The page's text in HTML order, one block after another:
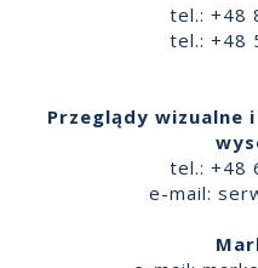
tel.: +48
tel.: +48
Przeglądy wizualne
tel.: +48
e-mail: